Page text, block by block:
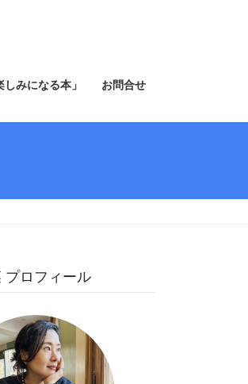
しみになる本」 お問合せ
プロフィール